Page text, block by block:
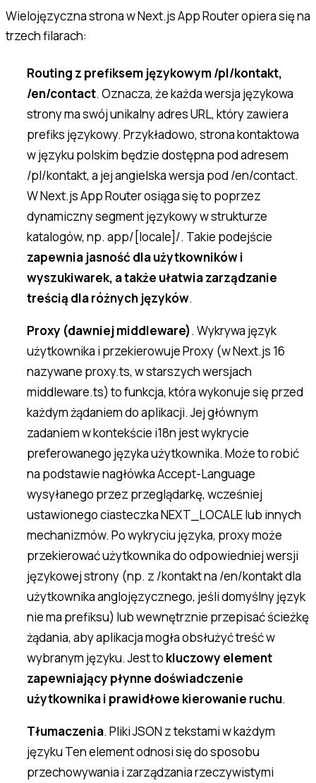
Wielojęzyczna strona w Next.js App Router opiera się na
trzech filarach:
Routing z prefiksem językowym /pl/kontakt,
/en/contact. Oznacza, że każda wersja językowa
strony ma swój unikalny adres URL, który zawiera
prefiks językowy. Przykładowo, strona kontaktowa
w języku polskim będzie dostępna pod adresem
/pl/kontakt, a jej angielska wersja pod /en/contact.
W Next.js App Router osiąga się to poprzez
dynamiczny segment językowy w strukturze
katalogów, np. app/[locale]/. Takie podejście
zapewnia jasność dla użytkowników i
wyszukiwarek, a także ułatwia zarządzanie
treścią dla różnych języków.
Proxy (dawniej middleware). Wykrywa język
użytkownika i przekierowuje Proxy (w Next.js 16
nazywane proxy.ts, w starszych wersjach
middleware.ts) to funkcja, która wykonuje się przed
każdym żądaniem do aplikacji. Jej głównym
zadaniem w kontekście i18n jest wykrycie
preferowanego języka użytkownika. Może to robić
na podstawie nagłówka Accept-Language
wysyłanego przez przeglądarkę, wcześniej
ustawionego ciasteczka NEXT_LOCALE lub innych
mechanizmów. Po wykryciu języka, proxy może
przekierować użytkownika do odpowiedniej wersji
językowej strony (np. z /kontakt na /en/kontakt dla
użytkownika anglojęzycznego, jeśli domyślny język
nie ma prefiksu) lub wewnętrznie przepisać ścieżkę
żądania, aby aplikacja mogła obsłużyć treść w
wybranym języku. Jest to kluczowy element
zapewniający płynne doświadczenie
użytkownika i prawidłowe kierowanie ruchu.
Tłumaczenia. Pliki JSON z tekstami w każdym
języku Ten element odnosi się do sposobu
przechowywania i zarządzania rzeczywistymi